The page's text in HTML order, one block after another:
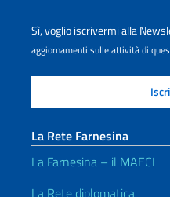
Sì, voglio iscrivermi alla
aggiornamenti sulle attività di
La Rete Farnesina
La Farnesina – il MAECI
La Rete diplomatica